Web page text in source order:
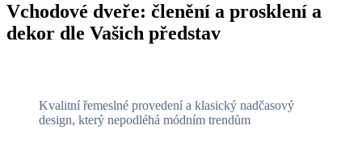
Vchodové dveře: členění a prosklení a
dekor dle Vašich představ
Kvalitní řemeslné provedení a klasický nadčasový
design, který nepodléhá módním trendům